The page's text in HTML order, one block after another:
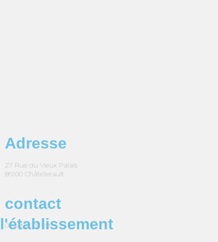
Adresse
27 Rue du Vieux Palais
86100 Châtellerault
contact
05 49 21 05 29
l'établissement